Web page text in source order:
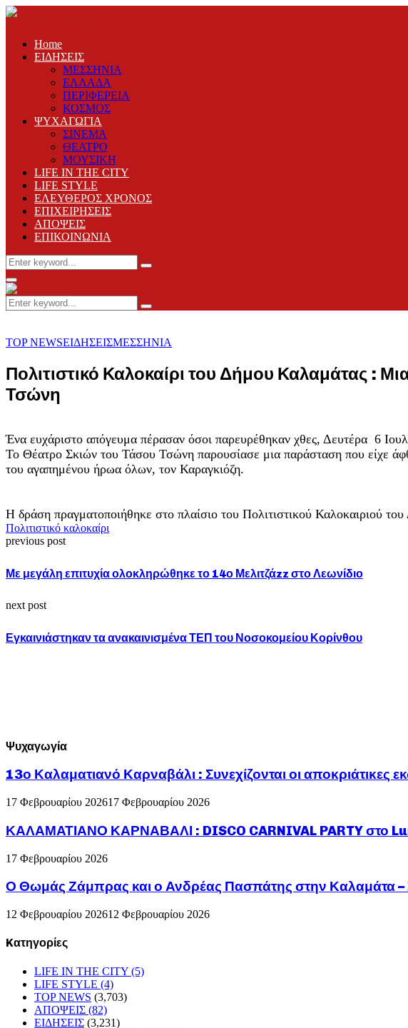
Home
ΕΙΔΗΣΕΙΣ
ΜΕΣΣΗΝΙΑ
ΕΛΛΑΔΑ
ΠΕΡΙΦΕΡΕΙΑ
ΚΟΣΜΟΣ
ΨΥΧΑΓΩΓΙΑ
ΣΙΝΕΜΑ
ΘΕΑΤΡΟ
ΜΟΥΣΙΚΗ
LIFE IN THE CITY
LIFE STYLE
ΕΛΕΥΘΕΡΟΣ ΧΡΟΝΟΣ
ΕΠΙΧΕΙΡΗΣΕΙΣ
ΑΠΟΨΕΙΣ
ΕΠΙΚΟΙΝΩΝΙΑ
Search
for:
Search
Primary
Menu
Search
for:
Search
TOP NEWSΕΙΔΗΣΕΙΣΜΕΣΣΗΝΙΑ
Πολιτιστικό Καλοκαίρι του Δήμου Καλαμάτας :
Τσώνη
Ένα ευχάριστο απόγευμα πέρασαν όσοι παρευρέθηκαν χθες, Δευτέρα 6
Το Θέατρο Σκιών του Τάσου Τσώνη παρουσίασε μια παράσταση που είχε
του αγαπημένου ήρωα όλων, τον Καραγκιόζη.
Η δράση πραγματοποιήθηκε στο πλαίσιο του Πολιτιστικού Καλοκαιριού
Πολιτιστικό καλοκαίρι
previous post
Με μεγάλη επιτυχία ολοκληρώθηκε το 14ο Μελιτζάzz στο Λεωνίδιο
next post
Εγκαινιάστηκαν τα ανακαινισμένα ΤΕΠ του Νοσοκομείου Κορίνθου
Ψυχαγωγία
13ο Καλαματιανό Καρναβάλι : Συνεχίζονται οι αποκριάτικες
17 Φεβρουαρίου 202617 Φεβρουαρίου 2026
ΚΑΛΑΜΑΤΙΑΝΟ ΚΑΡΝΑΒΑΛΙ : DISCO CARNIVAL PARTY στο
17 Φεβρουαρίου 2026
Ο Θωμάς Ζάμπρας και ο Ανδρέας Πασπάτης στην Καλαμάτα
12 Φεβρουαρίου 202612 Φεβρουαρίου 2026
Kατηγορίες
LIFE IN THE CITY (5)
LIFE STYLE (4)
TOP NEWS (3,703)
ΑΠΟΨΕΙΣ (82)
ΕΙΔΗΣΕΙΣ (3,231)